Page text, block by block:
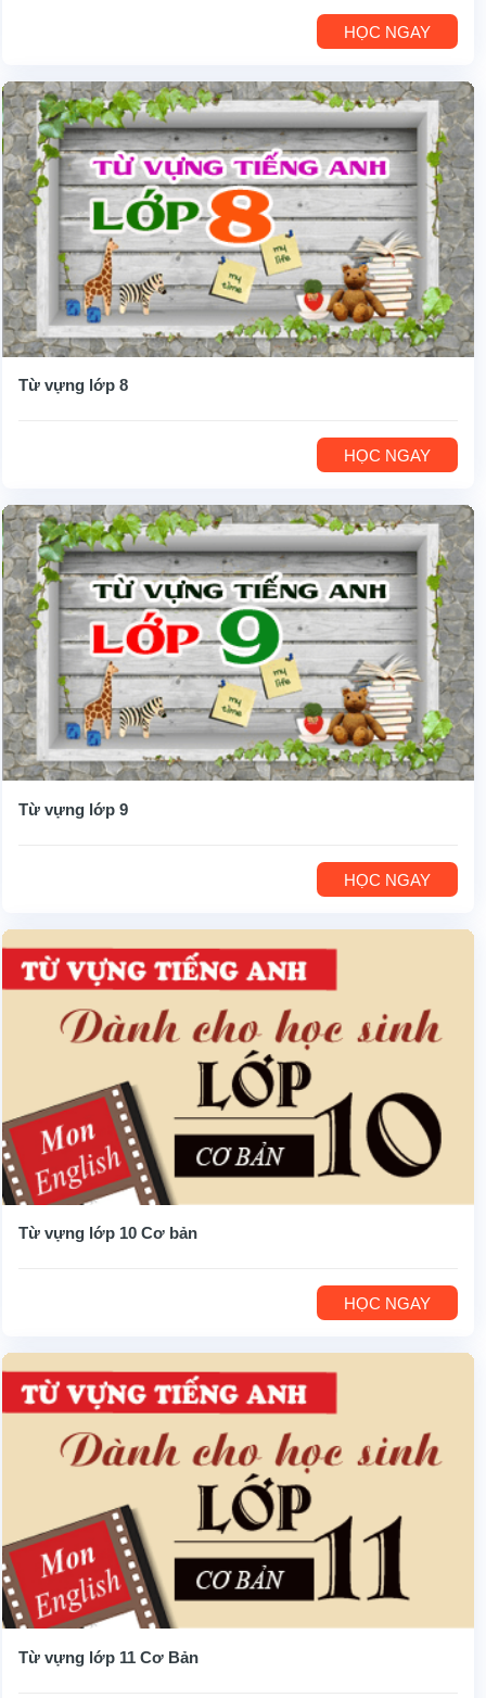
HỌC NGAY
Từ vựng lớp 8
HỌC NGAY
Từ vựng lớp 9
HỌC NGAY
Từ vựng lớp 10 Cơ bản
HỌC NGAY
Từ vựng lớp 11 Cơ Bản